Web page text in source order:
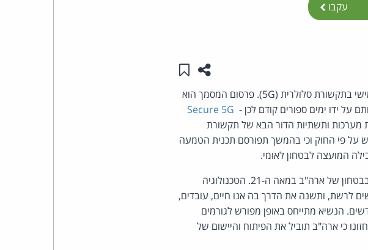
עקבו
שתפו עמוד זה
שמור ב"תכנים שלי"
בנושא אבטחת הדור החמישי בתקשורת סלולרית (5G). פרסום המסמך הוא
ידו ימים ספורים קודם לכן - Secure 5G
מערכות ותשתיות הדור הבא של תקשורת
הנדרש על פי החוק וכי בהמשך תפורסם תכנית הטמעה
המועצה לבטחון לאומי.
בדברי ההקדמה נכתב כי רשת הדור החמישי תהווה מנוע מרכזי בשגשוג ובבטחון של ארה"ב במאה ה-21. הטכנולוגיה
לרשת, ותשנה את הדרך בה אנו חיים, עובדים,
הנשיא מתייחס באופן מפורש לגורמים
כי ארה"ב תוביל את הפיתוח והיישום של